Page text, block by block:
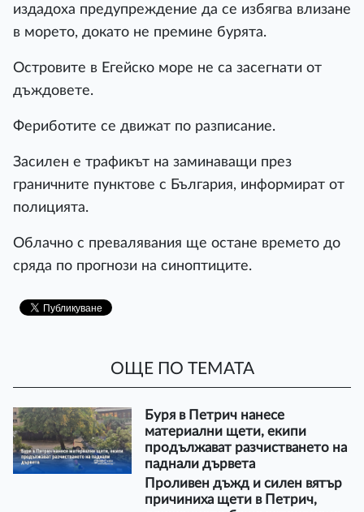
издадоха предупреждение да се избягва влизане
в морето, докато не премине бурята.
Островите в Егейско море не са засегнати от
дъждовете.
Фериботите се движат по разписание.
Засилен е трафикът на заминаващи през
граничните пунктове с България, информират от
полицията.
Облачно с превалявания ще остане времето до
сряда по прогнози на синоптиците.
ОЩЕ ПО ТЕМАТА
Буря в Петрич нанесе
материални щети, екипи
продължават разчистването на
паднали дървета
Проливен дъжд и силен вятър
причиниха щети в Петрич,